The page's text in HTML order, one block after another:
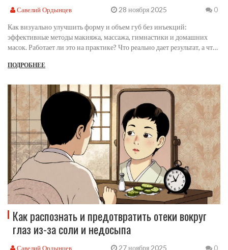
Савелий Ордынцев 28 ноября 2025 0
Как визуально улучшить форму и объем губ без инъекций:
эффективные методы макияжа, массажа, гимнастики и домашних
масок. Работает ли это на практике? Что реально дает результат, а что -
ПОДРОБНЕЕ
Как распознать и предотвратить отеки вокруг
глаз из-за соли и недосыпа
Савелий Ордынцев 27 ноября 2025 0